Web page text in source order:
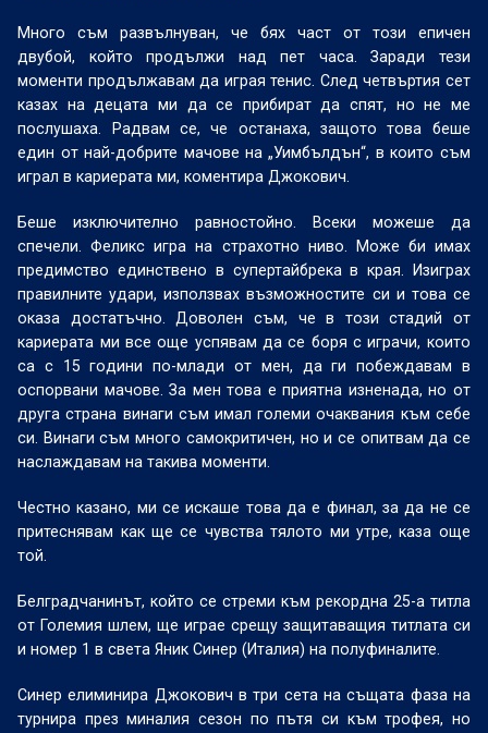
Много съм развълнуван, че бях част от този епичен
двубой, който продължи над пет часа. Заради тези
моменти продължавам да играя тенис. След четвъртия сет
казах на децата ми да се прибират да спят, но не ме
послушаха. Радвам се, че останаха, защото това беше
един от най-добрите мачове на „Уимбълдън“, в които съм
играл в кариерата ми, коментира Джокович.
Беше изключително равностойно. Всеки можеше да
спечели. Феликс игра на страхотно ниво. Може би имах
предимство единствено в супертайбрека в края. Изиграх
правилните удари, използвах възможностите си и това се
оказа достатъчно. Доволен съм, че в този стадий от
кариерата ми все още успявам да се боря с играчи, които
са с 15 години по-млади от мен, да ги побеждавам в
оспорвани мачове. За мен това е приятна изненада, но от
друга страна винаги съм имал големи очаквания към себе
си. Винаги съм много самокритичен, но и се опитвам да се
наслаждавам на такива моменти.
Честно казано, ми се искаше това да е финал, за да не се
притеснявам как ще се чувства тялото ми утре, каза още
той.
Белградчанинът, който се стреми към рекордна 25-а титла
от Големия шлем, ще играе срещу защитаващия титлата си
и номер 1 в света Яник Синер (Италия) на полуфиналите.
Синер елиминира Джокович в три сета на същата фаза на
турнира през миналия сезон по пътя си към трофея, но